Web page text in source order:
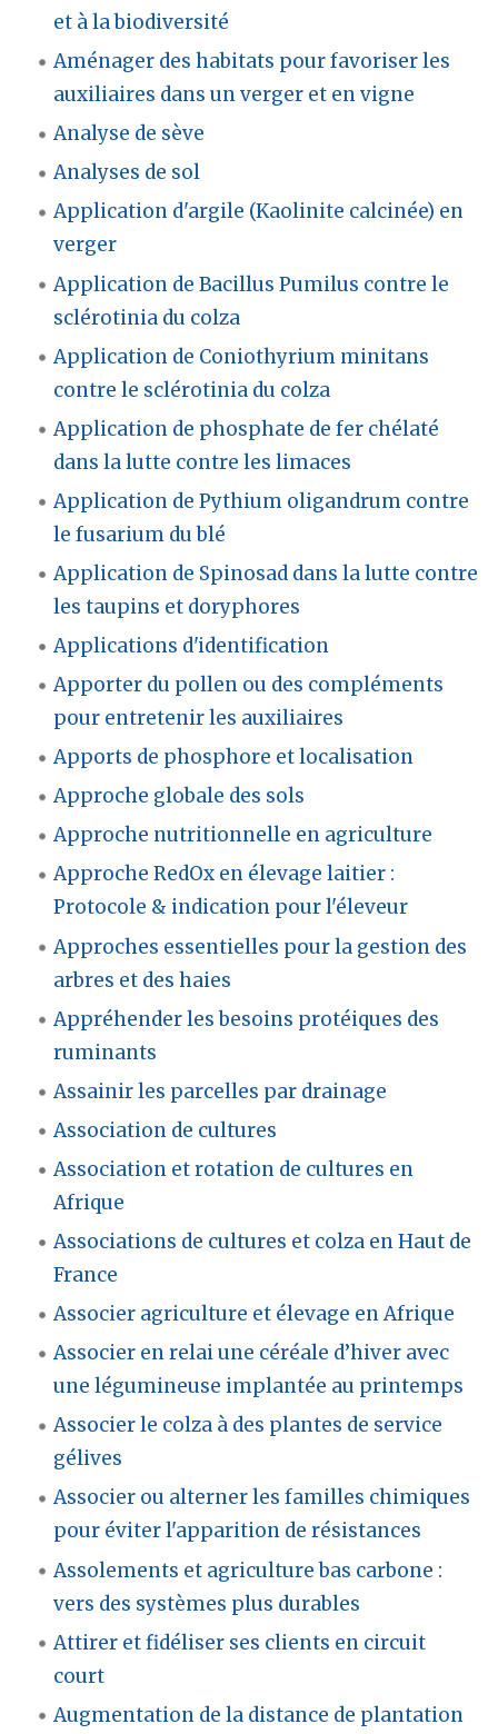
et à la biodiversité
Aménager des habitats pour favoriser les
auxiliaires dans un verger et en vigne
Analyse de sève
Analyses de sol
Application d'argile (Kaolinite calcinée) en
verger
Application de Bacillus Pumilus contre le
sclérotinia du colza
Application de Coniothyrium minitans
contre le sclérotinia du colza
Application de phosphate de fer chélaté
dans la lutte contre les limaces
Application de Pythium oligandrum contre
le fusarium du blé
Application de Spinosad dans la lutte contre
les taupins et doryphores
Applications d'identification
Apporter du pollen ou des compléments
pour entretenir les auxiliaires
Apports de phosphore et localisation
Approche globale des sols
Approche nutritionnelle en agriculture
Approche RedOx en élevage laitier :
Protocole & indication pour l'éleveur
Approches essentielles pour la gestion des
arbres et des haies
Appréhender les besoins protéiques des
ruminants
Assainir les parcelles par drainage
Association de cultures
Association et rotation de cultures en
Afrique
Associations de cultures et colza en Haut de
France
Associer agriculture et élevage en Afrique
Associer en relai une céréale d’hiver avec
une légumineuse implantée au printemps
Associer le colza à des plantes de service
gélives
Associer ou alterner les familles chimiques
pour éviter l'apparition de résistances
Assolements et agriculture bas carbone :
vers des systèmes plus durables
Attirer et fidéliser ses clients en circuit
court
Augmentation de la distance de plantation